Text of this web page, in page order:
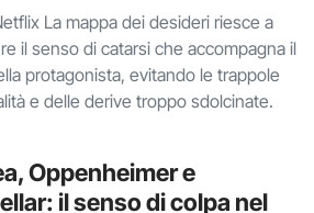
La mappa dei desideri riesce a
il senso di catarsi che accompagna il
protagonista, evitando le trappole
e delle derive troppo sdolcinate.
Oppenheimer e
il senso di colpa nel